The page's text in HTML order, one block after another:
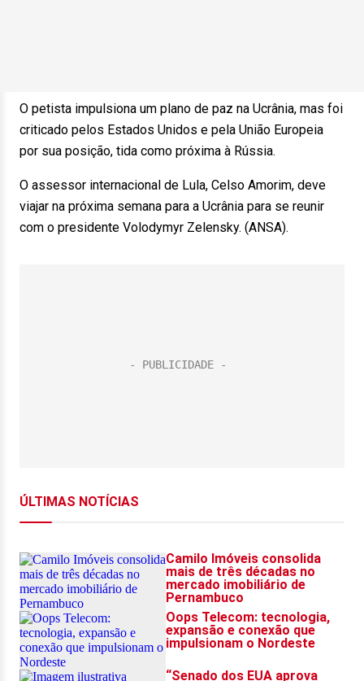
O petista impulsiona um plano de paz na Ucrânia, mas foi
criticado pelos Estados Unidos e pela União Europeia
por sua posição, tida como próxima à Rússia.
O assessor internacional de Lula, Celso Amorim, deve
viajar na próxima semana para a Ucrânia para se reunir
com o presidente Volodymyr Zelensky. (ANSA).